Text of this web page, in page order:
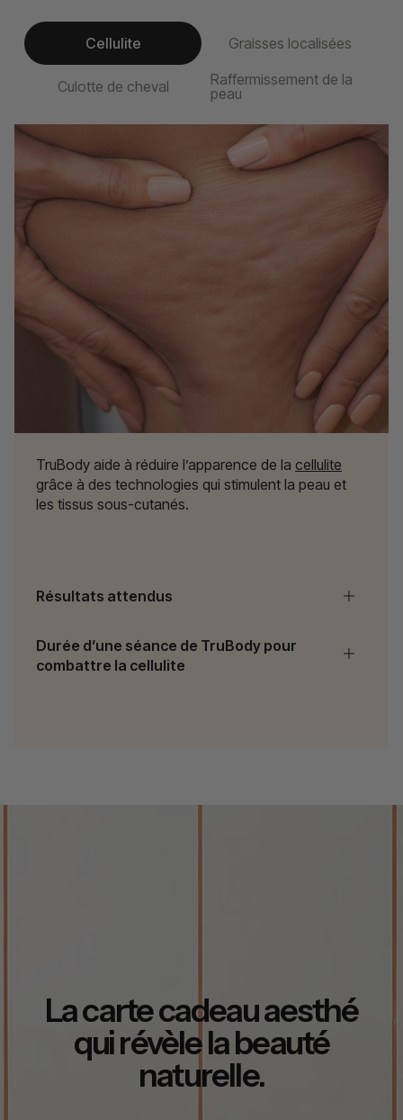
Cellulite Graisses localisées
Culotte de cheval
Raffermissement de la
peau
TruBody aide à réduire l’apparence de la cellulite
grâce à des technologies qui stimulent la peau et
les tissus sous-cutanés.
Résultats attendus
Durée d’une séance de TruBody pour
combattre la cellulite
La carte cadeau aesthé
qui révèle la beauté
naturelle.